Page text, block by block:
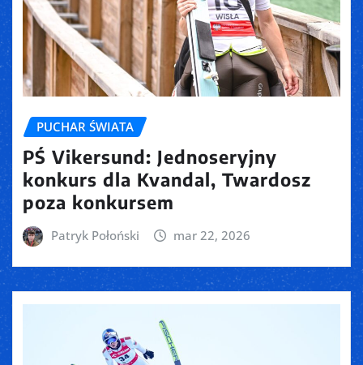
PUCHAR ŚWIATA
PŚ Vikersund: Jednoseryjny
konkurs dla Kvandal, Twardosz
poza konkursem
Patryk Połoński mar 22, 2026